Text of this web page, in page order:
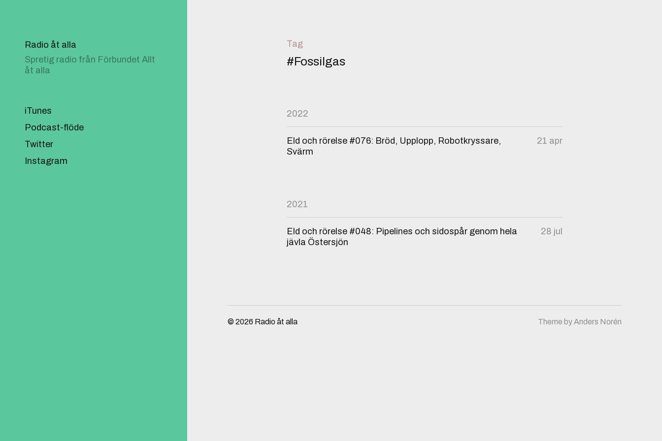
Radio åt alla
Spretig radio från Förbundet Allt
åt alla
iTunes
Podcast-flöde
Twitter
Instagram
Tag
#Fossilgas
2022
Eld och rörelse #076: Bröd, Upplopp, Robotkryssare,
Svärm
21 apr
2021
Eld och rörelse #048: Pipelines och sidospår genom hela
jävla Östersjön
28 jul
© 2026 Radio åt alla Theme byAnders Norén